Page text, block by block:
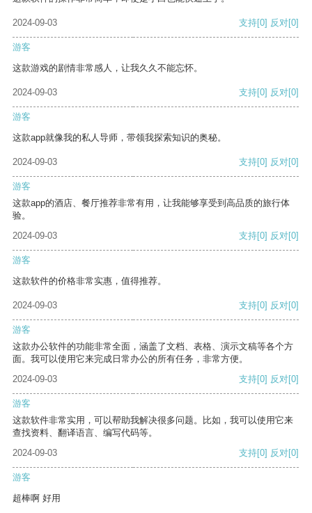
2024-09-03 支持[0] 反对[0]
游客
这款游戏的剧情非常感人，让我久久不能忘怀。
2024-09-03 支持[0] 反对[0]
游客
这款app就像我的私人导师，带领我探索知识的奥秘。
2024-09-03 支持[0] 反对[0]
游客
这款app的酒店、餐厅推荐非常有用，让我能够享受到高品质的旅行体
验。
2024-09-03
支持[0] 反对[0]
游客
这款软件的价格非常实惠，值得推荐。
2024-09-03 支持[0] 反对[0]
游客
这款办公软件的功能非常全面，涵盖了文档、表格、演示文稿等各个方
面。我可以使用它来完成日常办公的所有任务，非常方便。
2024-09-03
支持[0] 反对[0]
游客
这款软件非常实用，可以帮助我解决很多问题。比如，我可以使用它来
查找资料、翻译语言、编写代码等。
2024-09-03
支持[0] 反对[0]
游客
超棒啊 好用